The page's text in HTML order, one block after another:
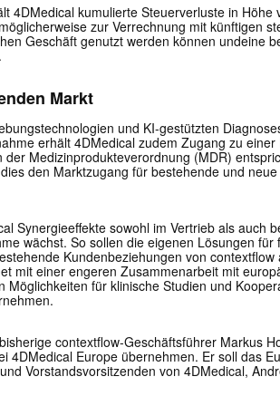
4DMedical kumulierte Steuerverluste in Höhe
zur Verrechnung mit künftigen
Geschäft genutzt werden können undeine
Markt
und KI-gestützten
erhält 4DMedical zudem Zugang zu einer
Medizinprodukteverordnung (MDR)
den Marktzugang für bestehende und
Synergieeffekte sowohl im Vertrieb als auch
wächst. So sollen die eigenen Lösungen für
Kundenbeziehungen von contextflow
mit einer engeren Zusammenarbeit mit
Möglichkeiten für klinische Studien und
contextflow-Geschäftsführer Markus
4DMedical Europe übernehmen. Er soll das
Vorstandsvorsitzenden von 4DMedical,